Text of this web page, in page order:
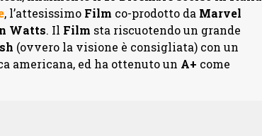
, l’attesissimo Film co-prodotto da Marvel
Watts. Il Film sta riscuotendo un grande
(ovvero la visione è consigliata) con un
americana, ed ha ottenuto un A+ come